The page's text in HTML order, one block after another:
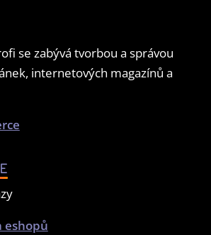
se zabývá tvorbou a správou
internetových magazínů a
eshopů